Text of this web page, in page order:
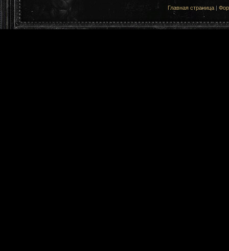
Главная страница |